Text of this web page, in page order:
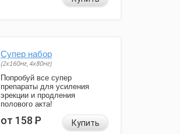
Супер набор
(2х160мг, 4х80мг)
Попробуй все супер
препараты для усиления
эрекции и продления
полового акта!
от 158Р Купить